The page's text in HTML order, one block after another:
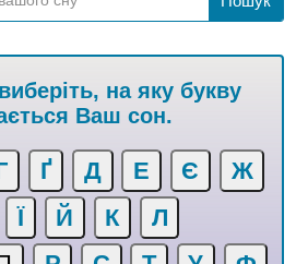
на яку букву
Ваш сон.
Ґ Д Е Є
Ж
Ї Й К
Л